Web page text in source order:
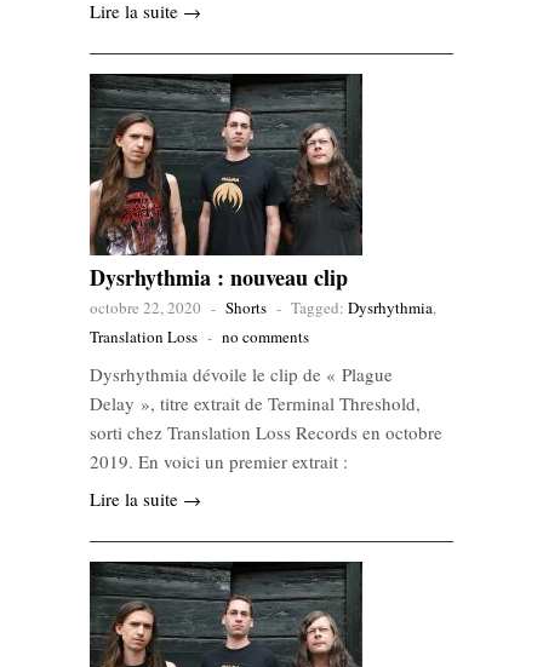
Lire la suite →
Dysrhythmia : nouveau clip
octobre 22, 2020 - Shorts - Tagged: Dysrhythmia,
Translation Loss - no comments
Dysrhythmia dévoile le clip de « Plague
Delay », titre extrait de Terminal Threshold,
sorti chez Translation Loss Records en octobre
2019. En voici un premier extrait :
Lire la suite →